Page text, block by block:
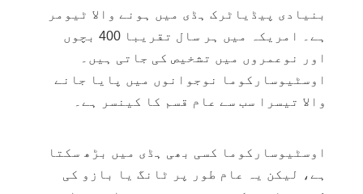
بنیادی پیڈیاٹرک ہڈی میں ہونے والا ٹیومر
ہے۔ امریکہ میں ہر سال تقریبا 400 بچوں
اور نوعمروں میں تشخیص کی جاتی ہیں۔
اوسٹیوسارکوما نوجوانوں میں پایا جانے
والا تیسرا سب سے عام قسم کا کینسر ہے۔
اوسٹیوسارکوما کسی بھی ہڈی میں بڑھ سکتا
ہے، لیکن یہ عام طور پر ٹانگ یا بازو کی